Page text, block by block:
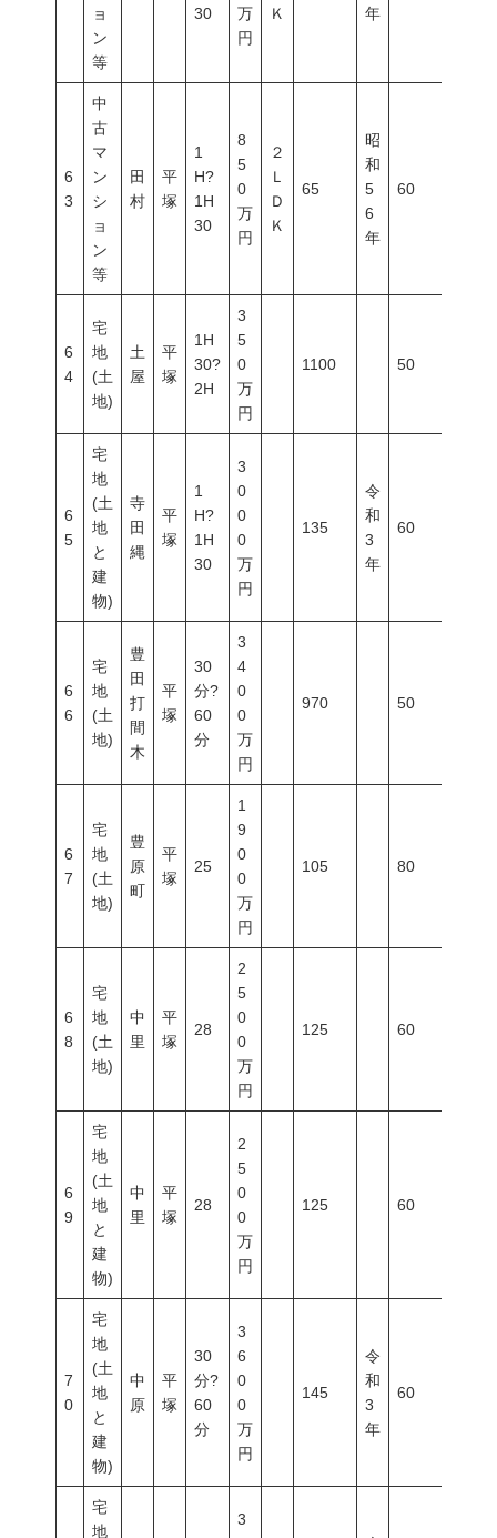
ョ
ン
等
30
万
円
Ｋ
年
6
3
中
古
マ
ン
シ
ョ
ン
等
田
村
平
塚
1
H?
1H
30
8
5
0
万
円
２
Ｌ
Ｄ
Ｋ
65
昭
和
5
6
年
60
6
4
宅
地
(土
地)
土
屋
平
塚
1H
30?
2H
3
5
0
万
円
1100 50
6
5
宅
地
(土
地
と
建
物)
寺
田
縄
平
塚
1
H?
1H
30
3
0
0
0
万
円
135
令
和
3
年
60
6
6
宅
地
(土
地)
豊
田
打
間
木
平
塚
30
分?
60
分
3
4
0
0
万
円
970 50
6
7
宅
地
(土
地)
豊
原
町
平
塚
25
1
9
0
0
万
円
105 80
6
8
宅
地
(土
地)
中
里
平
塚
28
2
5
0
0
万
円
125 60
6
9
宅
地
(土
地
と
建
物)
中
里
平
塚
28
2
5
0
0
万
円
125 60
7
0
宅
地
(土
地
と
建
物)
中
原
平
塚
30
分?
60
分
3
6
0
0
万
円
145
令
和
3
年
60
宅
地
3